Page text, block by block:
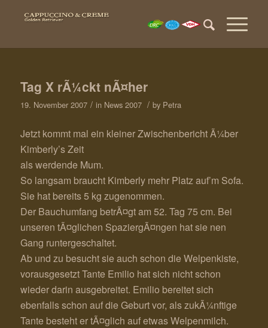
Tag X rÃ¼ckt nÃ¤her
19. November 2007 / in News 2007 / by Petra
Jetzt kommt mal ein kleiner Zwischenbericht Ã¼ber
Kimberly’s Zeit
als werdende Mum.
So langsam braucht Kimberly mehr Platz auf’m Sofa.
Sie hat bereits 5 kg zugenommen.
Der Bauchumfang betrÃ¤gt am 52. Tag 75 cm. Bei
unseren tÃ¤glichen SpaziergÃ¤ngen hat sie nen
Gang runtergeschaltet.
Ab und zu besucht sie auch schon die Welpenkiste,
vorausgesetzt Tante Emilio hat sich nicht schon
wieder darin ausgebreitet. Emilio bereitet sich
ebenfalls schon auf die Geburt vor, als zukÃ¼nftige
Tante besteht er tÃ¤glich auf etwas Welpenmilch.